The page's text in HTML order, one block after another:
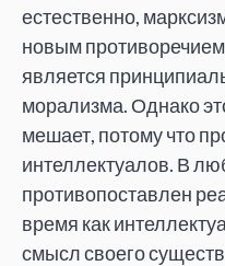
естественно,
новым
является
морализма. Однако
мешает, потому что
интеллектуалов. В
противопоставлен
время как
смысл своего